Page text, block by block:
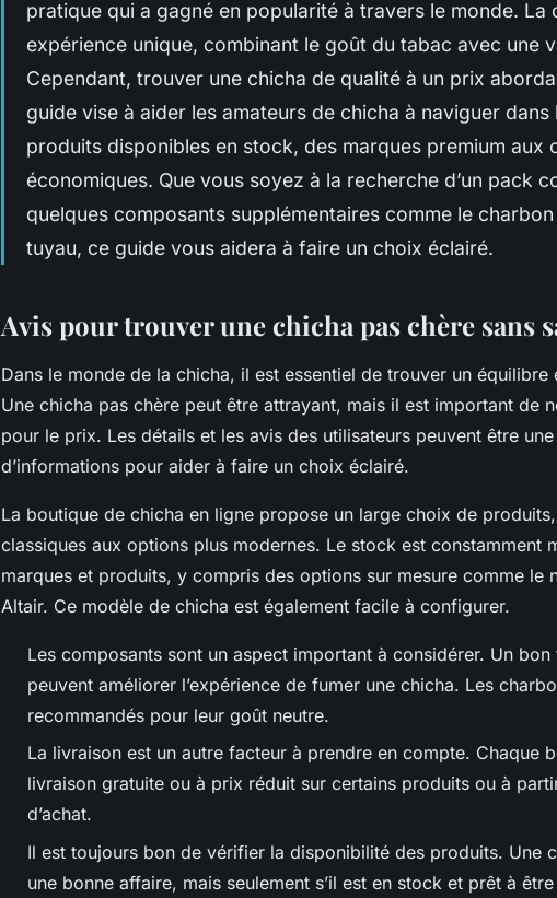
pratique qui a gagné en popularité à travers le monde. La
expérience unique, combinant le goût du tabac avec une
Cependant, trouver une chicha de qualité à un prix
guide vise à aider les amateurs de chicha à naviguer
produits disponibles en stock, des marques premium aux
économiques. Que vous soyez à la recherche d’un pack
quelques composants supplémentaires comme le
tuyau, ce guide vous aidera à faire un choix éclairé.
Avis pour trouver une chicha pas chère sans
Dans le monde de la chicha, il est essentiel de trouver un
Une chicha pas chère peut être attrayant, mais il est important de
pour le prix. Les détails et les avis des utilisateurs peuvent être
d’informations pour aider à faire un choix éclairé.
La boutique de chicha en ligne propose un large choix de
classiques aux options plus modernes. Le stock est constamment
marques et produits, y compris des options sur mesure comme le
Altair. Ce modèle de chicha est également facile à configurer.
Les composants sont un aspect important à considérer. Un
peuvent améliorer l’expérience de fumer une chicha. Les
recommandés pour leur goût neutre.
La livraison est un autre facteur à prendre en compte. Chaque
livraison gratuite ou à prix réduit sur certains produits ou à
d’achat.
Il est toujours bon de vérifier la disponibilité des produits. Une
une bonne affaire, mais seulement s’il est en stock et prêt à